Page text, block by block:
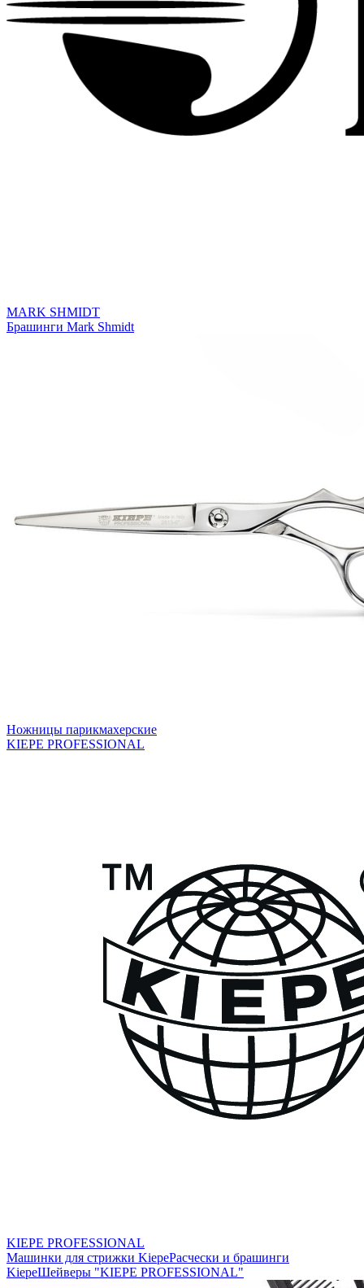
MARK SHMIDT
Брашинги Mark Shmidt
Ножницы парикмахерские
KIEPE PROFESSIONAL
KIEPE PROFESSIONAL
Машинки для стрижки KiepeРасчески и брашинги
KiepeШейверы "KIEPE PROFESSIONAL"